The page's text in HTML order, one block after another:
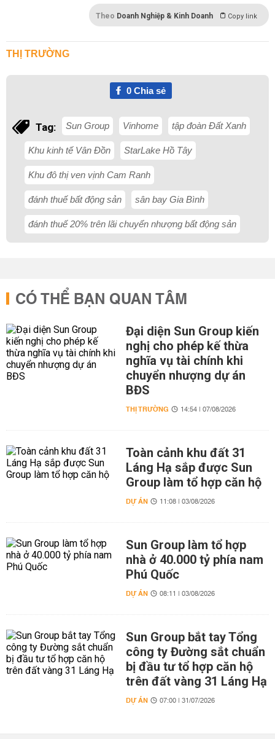
Theo Doanh Nghiệp & Kinh Doanh Copy link
THỊ TRƯỜNG
0Chia sẻ
Tag: Sun Group Vinhome tập đoàn Đất Xanh
Khu kinh tế Vân Đồn StarLake Hồ Tây
Khu đô thị ven vịnh Cam Ranh
đánh thuế bất động sản sân bay Gia Bình
đánh thuế 20% trên lãi chuyển nhượng bất động sản
CÓ THỂ BẠN QUAN TÂM
Đại diện Sun Group kiến
nghị cho phép kế thừa
nghĩa vụ tài chính khi
chuyển nhượng dự án
BĐS
THỊ TRƯỜNG 14:54 | 07/08/2026
Toàn cảnh khu đất 31
Láng Hạ sắp được Sun
Group làm tổ hợp căn hộ
DỰ ÁN 11:08 | 03/08/2026
Sun Group làm tổ hợp
nhà ở 40.000 tỷ phía nam
Phú Quốc
DỰ ÁN 08:11 | 03/08/2026
Sun Group bắt tay Tổng
công ty Đường sắt chuẩn
bị đầu tư tổ hợp căn hộ
trên đất vàng 31 Láng Hạ
DỰ ÁN 07:00 | 31/07/2026